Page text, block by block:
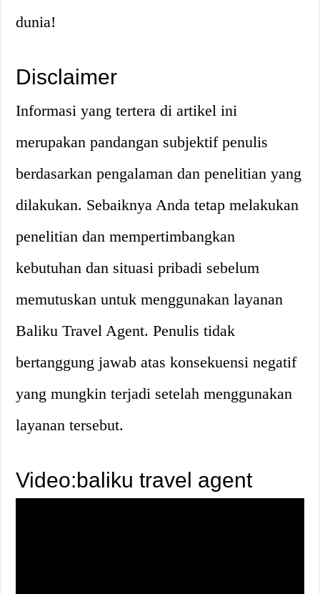
dunia!
Disclaimer
Informasi yang tertera di artikel ini
merupakan pandangan subjektif penulis
berdasarkan pengalaman dan penelitian yang
dilakukan. Sebaiknya Anda tetap melakukan
penelitian dan mempertimbangkan
kebutuhan dan situasi pribadi sebelum
memutuskan untuk menggunakan layanan
Baliku Travel Agent. Penulis tidak
bertanggung jawab atas konsekuensi negatif
yang mungkin terjadi setelah menggunakan
layanan tersebut.
Video:baliku travel agent